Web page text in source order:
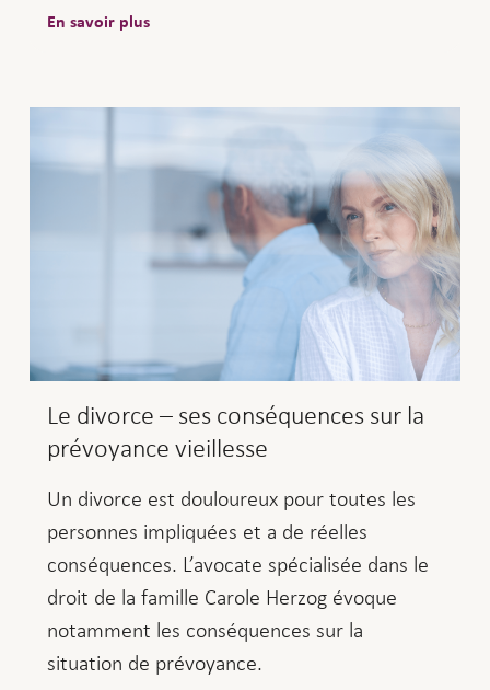
En savoir plus
Le divorce – ses conséquences sur la
prévoyance vieillesse
Un divorce est douloureux pour toutes les
personnes impliquées et a de réelles
conséquences. L’avocate spécialisée dans le
droit de la famille Carole Herzog évoque
notamment les conséquences sur la
situation de prévoyance.